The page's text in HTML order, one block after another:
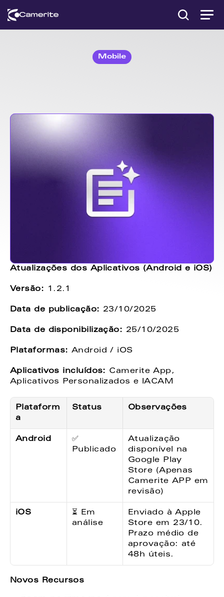
Mobile
Atualizações dos Aplicativos (Android e iOS)
Versão: 1.2.1
Data de publicação: 23/10/2025
Data de disponibilização: 25/10/2025
Plataformas: Android / iOS
Aplicativos incluídos: Camerite App,
Aplicativos Personalizados e IACAM
Plataform
a
Status Observações
Android
✅
Publicado
Atualização
disponível na
Google Play
Store (Apenas
Camerite APP em
revisão)
iOS
⏳ Em
análise
Enviado à Apple
Store em 23/10.
Prazo médio de
aprovação: até
48h úteis.
Novos Recursos